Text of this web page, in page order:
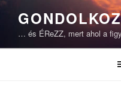
Tartalomhoz
… és ÉReZZ, mert ahol a